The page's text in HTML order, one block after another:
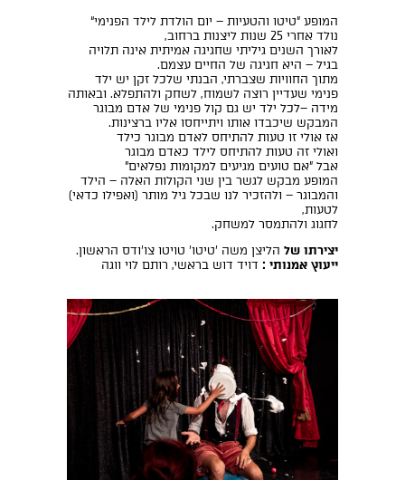
המופע ”טיטו והטעיות – יום הולדת לילד הפנימי“
נולד אחרי 25 שנות ליצנות ברחוב,
לאורך השנים גיליתי שחגיגה אמיתית אינה תלויה
בגיל – היא חגיגה של החיים עצמם.
מתוך החוויות שצברתי, הבנתי שלכל זקן יש ילד
פנימי שעדיין רוצה לשמוח, לשחק ולהתפלא. ובאותה
מידה –לכל ילד יש גם קול פנימי של אדם מבוגר
המבקש שיכבדו אותו ויתייחסו אליו ברצינות.
אז אולי זו טעות להתיחס לאדם מבוגר כילד
ואולי זה טעות להתיחס לילד כאדם מבוגר
אבל "אם טועים מגיעים למקומות נפלאים"
המופע מבקש לגשר בין שני הקולות האלה – הילד
והמבוגר – ולהזכיר לנו שבכל גיל מותר (ואפילו כדאי)
לטעות,
לחגוג ולהתמסר למשחק.
יצירתו של הליצן משה 'טיטו' טויטו צו'ודס הראשון.
ייעוץ אמנותי : דויד דוש בראשי, רותם לוי ווגה